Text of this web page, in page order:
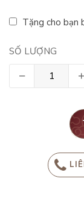
Tặng cho bạn
SỐ LƯỢNG